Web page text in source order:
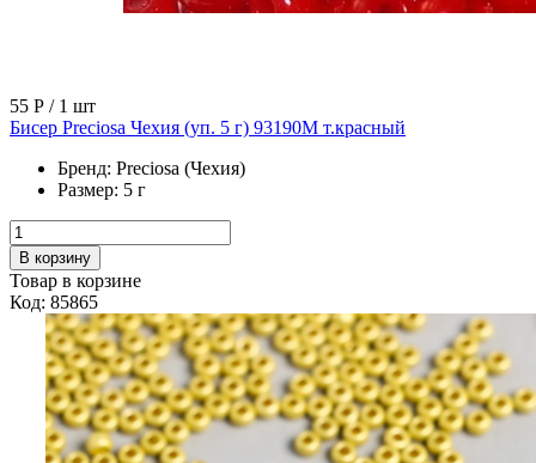
55 Р / 1 шт
Бисер Preciosa Чехия (уп. 5 г) 93190М т.красный
Бренд: Preciosa (Чехия)
Размер: 5 г
В корзину
Товар в корзине
Код: 85865